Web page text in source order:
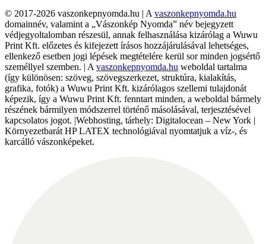
© 2017-2026 vaszonkepnyomda.hu | A vaszonkepnyomda.hu
domainnév, valamint a „Vászonkép Nyomda” név bejegyzett
védjegyoltalomban részesül, annak felhasználása kizárólag a Wuwu
Print Kft. előzetes és kifejezett írásos hozzájárulásával lehetséges,
ellenkező esetben jogi lépések megtételére kerül sor minden jogsértő
személlyel szemben. | A vaszonkepnyomda.hu weboldal tartalma
(így különösen: szöveg, szövegszerkezet, struktúra, kialakítás,
grafika, fotók) a Wuwu Print Kft. kizárólagos szellemi tulajdonát
képezik, így a Wuwu Print Kft. fenntart minden, a weboldal bármely
részének bármilyen módszerrel történő másolásával, terjesztésével
kapcsolatos jogot. |Webhosting, tárhely: Digitalocean – New York |
Környezetbarát HP LATEX technológiával nyomtatjuk a víz-, és
karcálló vászonképeket.